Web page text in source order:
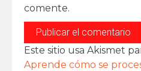
comente.
Este sitio usa Akismet
Aprende cómo se